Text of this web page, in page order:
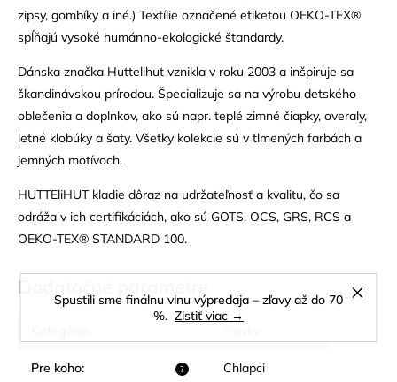
Spustili sme finálnu vlnu výpredaja – zľavy až do 70
%. Zistiť viac →
zipsy, gombíky a iné.) Textílie označené etiketou OEKO-TEX®
spĺňajú vysoké humánno-ekologické štandardy.
Dánska značka Huttelihut vznikla v roku 2003 a inšpiruje sa
škandinávskou prírodou. Špecializuje sa na výrobu detského
oblečenia a doplnkov, ako sú napr. teplé zimné čiapky, overaly,
letné klobúky a šaty. Všetky kolekcie sú v tlmených farbách a
jemných motívoch.
HUTTEliHUT kladie dôraz na udržateľnosť a kvalitu, čo sa
odráža v ich certifikáciách, ako sú GOTS, OCS, GRS, RCS a
OEKO-TEX® STANDARD 100.
Dodatočné parametre
?
Pre koho: Chlapci